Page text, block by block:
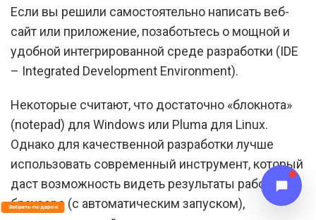
Если вы решили самостоятельно написать веб-
сайт или приложение, позаботьтесь о мощной и
удобной интегрированной среде разработки (IDE
– Integrated Development Environment).
Некоторые считают, что достаточно «блокнота»
(notepad) для Windows или Pluma для Linux.
Однако для качественной разработки лучше
использовать современный инструмент, который
даст возможность видеть результаты работы в
браузере (с автоматическим запуском),
Забрать подарок